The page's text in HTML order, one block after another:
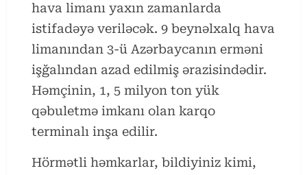
hava limanı yaxın zamanlarda
istifadəyə veriləcək. 9 beynəlxalq hava
limanından 3-ü Azərbaycanın erməni
işğalından azad edilmiş ərazisindədir.
Həmçinin, 1, 5 milyon ton yük
qəbuletmə imkanı olan karqo
terminalı inşa edilir.
Hörmətli həmkarlar, bildiyiniz kimi,